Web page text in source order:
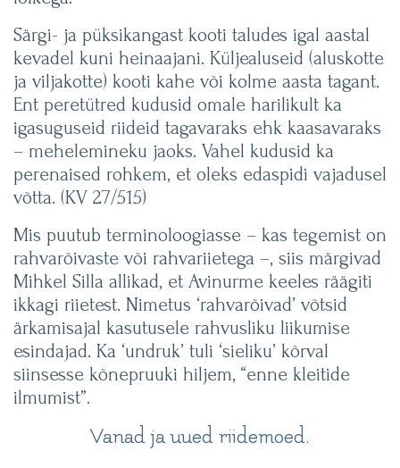
Särgi- ja püksikangast kooti taludes igal aastal
kevadel kuni heinaajani. Küljealuseid (aluskotte
ja viljakotte) kooti kahe või kolme aasta tagant.
Ent peretütred kudusid omale harilikult ka
igasuguseid riideid tagavaraks ehk kaasavaraks
– mehelemineku jaoks. Vahel kudusid ka
perenaised rohkem, et oleks edaspidi vajadusel
võtta. (KV 27/515)
Mis puutub terminoloogiasse – kas tegemist on
rahvarõivaste või rahvariietega –, siis märgivad
Mihkel Silla allikad, et Avinurme keeles räägiti
ikkagi riietest. Nimetus ‘rahvarõivad’ võtsid
ärkamisajal kasutusele rahvusliku liikumise
esindajad. Ka ‘undruk’ tuli ‘sieliku’ kõrval
siinsesse kõnepruuki hiljem, “enne kleitide
ilmumist”.
Vanad ja uued riidemoed.